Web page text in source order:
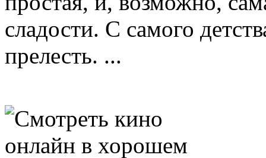
сладости. С самого
прелесть. ...